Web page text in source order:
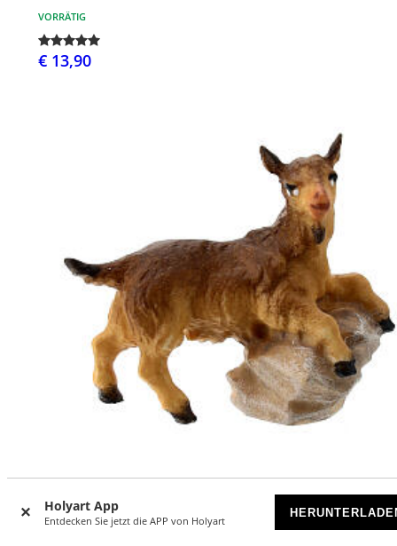
Holyart App
Entdecken Sie jetzt die APP von Holyart
VORRÄTIG
€ 13,90
Zicklein auf Stein 10cm Grödnertal Holz Mod. Original